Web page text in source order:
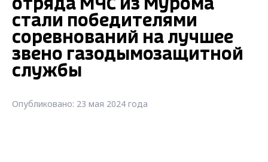
отряда МЧС из Мурома
стали победителями
соревнований на лучшее
звено газодымозащитной
службы
Опубликовано: 23 мая 2024 года